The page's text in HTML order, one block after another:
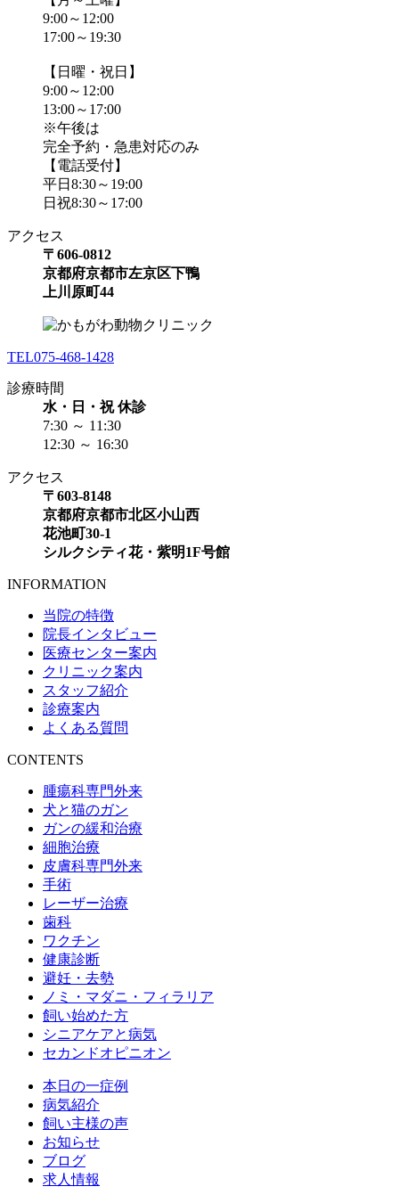
9:00～12:00
17:00～19:30
【日曜・祝日】
9:00～12:00
13:00～17:00
※午後は
完全予約・急患対応のみ
【電話受付】
平日8:30～19:00
日祝8:30～17:00
アクセス
〒606-0812
京都府京都市左京区下鴨
上川原町44
TEL075-468-1428
診療時間
水・日・祝 休診
7:30 ～ 11:30
12:30 ～ 16:30
アクセス
〒603-8148
京都府京都市北区小山西
花池町30-1
シルクシティ花・紫明1F号館
INFORMATION
当院の特徴
院長インタビュー
医療センター案内
クリニック案内
スタッフ紹介
診療案内
よくある質問
CONTENTS
腫瘍科専門外来
犬と猫のガン
ガンの緩和治療
細胞治療
皮膚科専門外来
手術
レーザー治療
歯科
ワクチン
健康診断
避妊・去勢
ノミ・マダニ・フィラリア
飼い始めた方
シニアケアと病気
セカンドオピニオン
本日の一症例
病気紹介
飼い主様の声
お知らせ
ブログ
求人情報